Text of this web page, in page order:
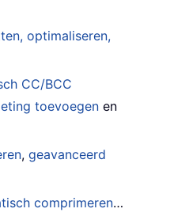
optimaliseren,
CC/BCC
toevoegen en
,geavanceerd
comprimeren…